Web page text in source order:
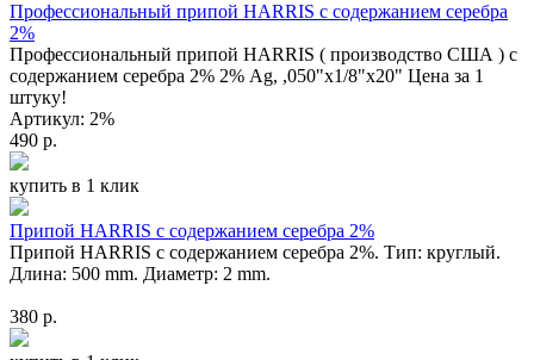
Профессиональный припой HARRIS с содержанием серебра
2%
Профессиональный припой HARRIS ( производство США ) с
содержанием серебра 2% 2% Ag, ,050"x1/8"x20" Цена за 1
штуку!
Артикул: 2%
490 р.
купить в 1 клик
Припой HARRIS с содержанием серебра 2%
Припой HARRIS с содержанием серебра 2%. Тип: круглый.
Длина: 500 mm. Диаметр: 2 mm.
380 р.